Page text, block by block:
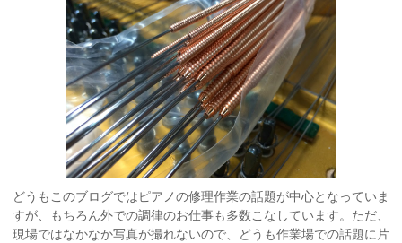
どうもこのブログではピアノの修理作業の話題が中心となっていま
すが、もちろん外での調律のお仕事も多数こなしています。ただ、
現場ではなかなか写真が撮れないので、どうも作業場での話題に片